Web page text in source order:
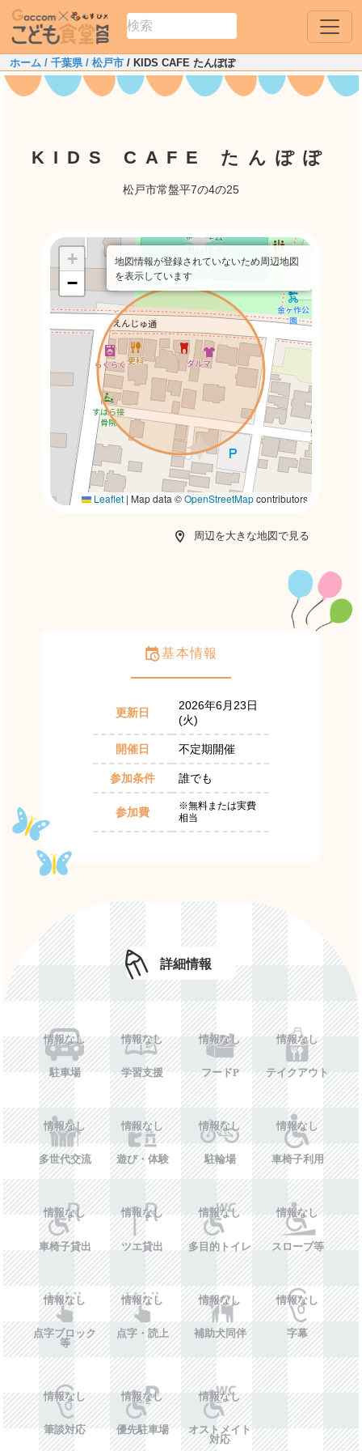
ホーム / 千葉県/ 松戸市 / KIDS CAFE たんぽぽ
KIDS CAFE たんぽぽ
松戸市常盤平7の4の25
+
−
Leaflet | Map data ©OpenStreetMapcontributors
地図情報が登録されていないため周辺地図
を表示しています
周辺を大きな地図で見る
基本情報
更新日
2026年6月23日
(火)
開催日 不定期開催
参加条件 誰でも
参加費
※無料または実費
相当
詳細情報
情報なし
駐車場
情報なし
学習支援
情報なし
フードP
情報なし
テイクアウト
情報なし
多世代交流
情報なし
遊び・体験
情報なし
駐輪場
情報なし
車椅子利用
情報なし
車椅子貸出
情報なし
ツエ貸出
情報なし
多目的トイレ
情報なし
スロープ等
情報なし
点字ブロック
等
情報なし
点字・読上
情報なし
補助犬同伴
情報なし
字幕
情報なし
筆談対応
情報なし
優先駐車場
情報なし
オストメイト
対応